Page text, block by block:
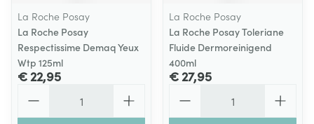
La Roche Posay
La Roche Posay
Respectissime Demaq Yeux
Wtp 125ml
€ 22,95
La Roche Posay
La Roche Posay Toleriane
Fluide Dermoreinigend
400ml
€ 27,95